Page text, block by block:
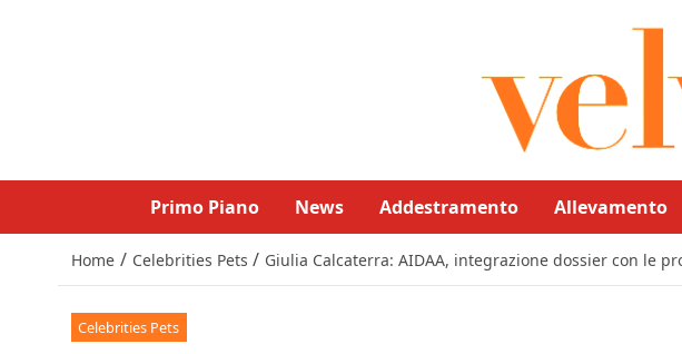
Primo Piano News Addestramento Allevamento
Home / Celebrities Pets / Giulia Calcaterra: AIDAA, integrazione dossier con le
Celebrities Pets